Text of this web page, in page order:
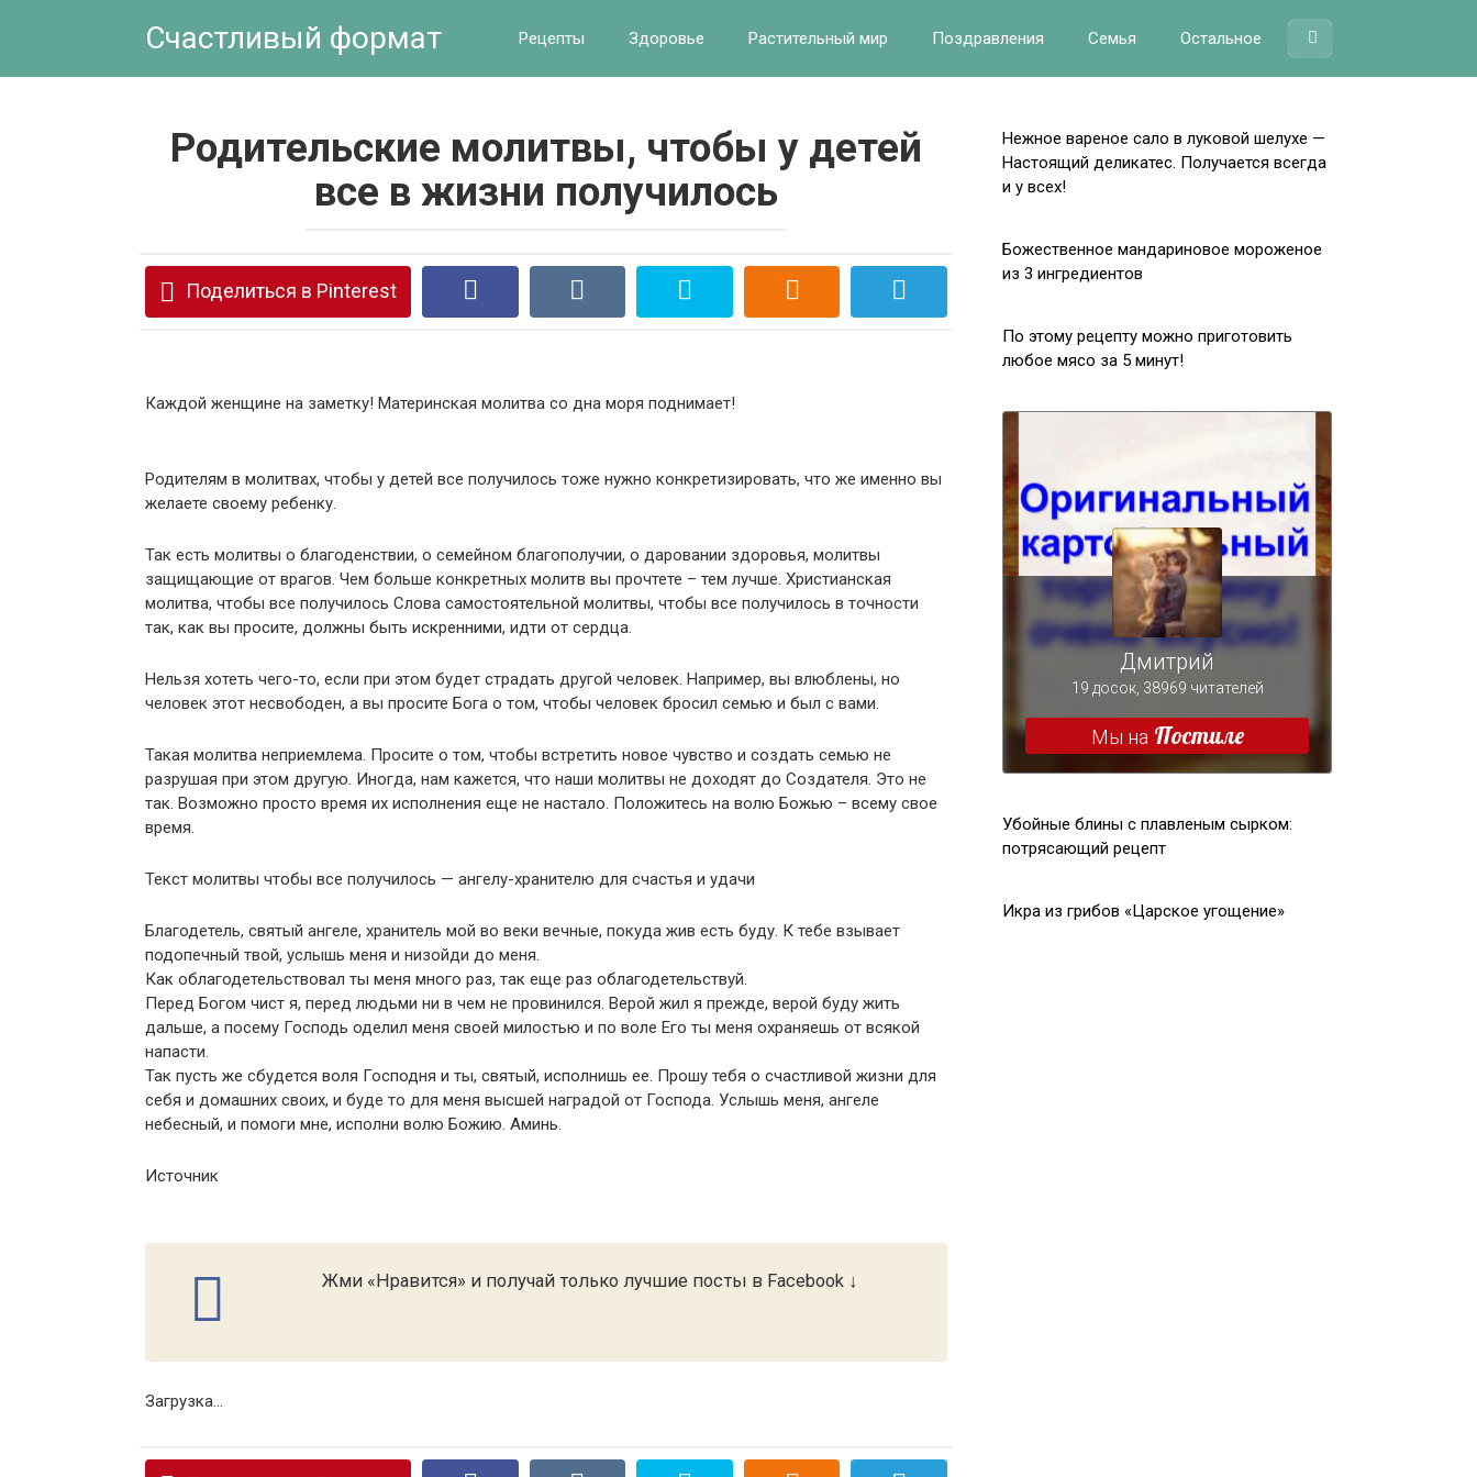
Счастливый формат Рецепты Здоровье Растительный мир Поздравления Семья Остальное
Родительские молитвы, чтобы у детей
все в жизни получилось
Поделиться в Pinterest
Каждой женщине на заметку! Материнская молитва со дна моря поднимает!
Родителям в молитвах, чтобы у детей все получилось тоже нужно конкретизировать, что же именно вы
желаете своему ребенку.
Так есть молитвы о благоденствии, о семейном благополучии, о даровании здоровья, молитвы
защищающие от врагов. Чем больше конкретных молитв вы прочтете – тем лучше. Христианская
молитва, чтобы все получилось Слова самостоятельной молитвы, чтобы все получилось в точности
так, как вы просите, должны быть искренними, идти от сердца.
Нельзя хотеть чего-то, если при этом будет страдать другой человек. Например, вы влюблены, но
человек этот несвободен, а вы просите Бога о том, чтобы человек бросил семью и был с вами.
Такая молитва неприемлема. Просите о том, чтобы встретить новое чувство и создать семью не
разрушая при этом другую. Иногда, нам кажется, что наши молитвы не доходят до Создателя. Это не
так. Возможно просто время их исполнения еще не настало. Положитесь на волю Божью – всему свое
время.
Текст молитвы чтобы все получилось — ангелу-хранителю для счастья и удачи
Благодетель, святый ангеле, хранитель мой во веки вечные, покуда жив есть буду. К тебе взывает
подопечный твой, услышь меня и низойди до меня.
Как облагодетельствовал ты меня много раз, так еще раз облагодетельствуй.
Перед Богом чист я, перед людьми ни в чем не провинился. Верой жил я прежде, верой буду жить
дальше, а посему Господь оделил меня своей милостью и по воле Его ты меня охраняешь от всякой
напасти.
Так пусть же сбудется воля Господня и ты, святый, исполнишь ее. Прошу тебя о счастливой жизни для
себя и домашних своих, и буде то для меня высшей наградой от Господа. Услышь меня, ангеле
небесный, и помоги мне, исполни волю Божию. Аминь.
Источник
Жми «Нравится» и получай только лучшие посты в Facebook ↓
Загрузка...
Нежное вареное сало в луковой шелухе —
Настоящий деликатес. Получается всегда
и у всех!
Божественное мандариновое мороженое
из 3 ингредиентов
По этому рецепту можно приготовить
любое мясо за 5 минут!
Убойные блины с плавленым сырком:
потрясающий рецепт
Икра из грибов «Царское угощение»